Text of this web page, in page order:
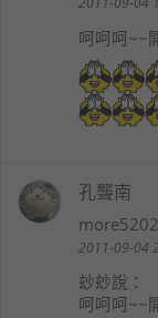
呵呵呵~~
孔聾南
2011-09-04
玅玅說：
呵呵呵~~